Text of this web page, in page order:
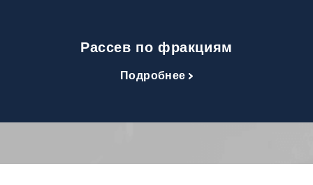
Рассев по фракциям
Подробнее